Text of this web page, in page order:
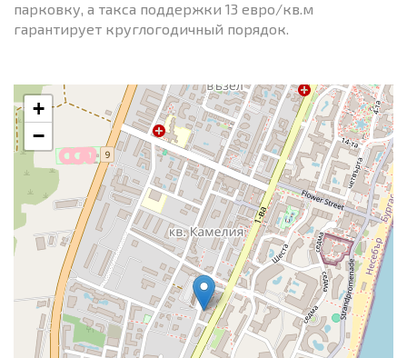
парковку, а такса поддержки 13 евро/кв.м
гарантирует круглогодичный порядок.
+
−